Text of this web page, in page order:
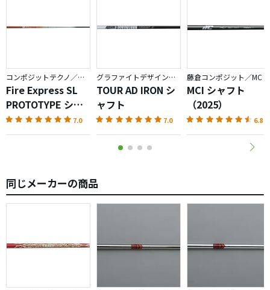
コンポジットテクノ／ファイアーエクスプレス
Fire Express SL
PROTOTYPE シャ
フト
7.0
グラファイトデザイン／TOUR AD
TOUR AD IRON シ
ャフト
7.0
藤倉コンポジット／MC
MCI シャフト
（2025）
6.8
同じメーカーの商品